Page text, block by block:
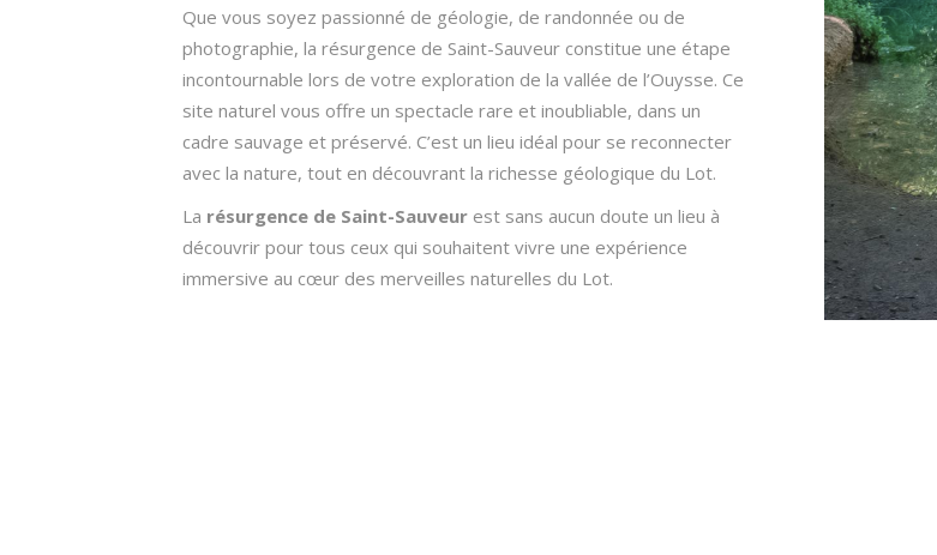
Que vous soyez passionné de géologie, de randonnée ou de
photographie, la résurgence de Saint-Sauveur constitue une étape
incontournable lors de votre exploration de la vallée de l’Ouysse. Ce
site naturel vous offre un spectacle rare et inoubliable, dans un
cadre sauvage et préservé. C’est un lieu idéal pour se reconnecter
avec la nature, tout en découvrant la richesse géologique du Lot.
La résurgence de Saint-Sauveur est sans aucun doute un lieu à
découvrir pour tous ceux qui souhaitent vivre une expérience
immersive au cœur des merveilles naturelles du Lot.